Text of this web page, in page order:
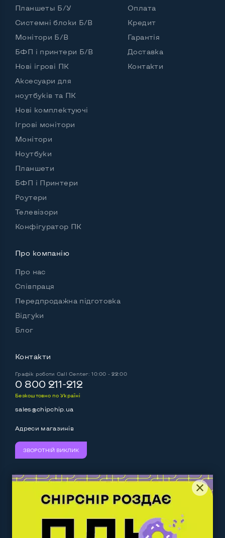
Планшеты Б/У
Системні блоки Б/В
Монітори Б/В
БФП і принтери Б/В
Нові ігрові ПК
Аксесуари для
ноутбуків та ПК
Нові комплектуючі
Ігрові монітори
Монітори
Ноутбуки
Планшети
БФП і Принтери
Роутери
Телевізори
Конфігуратор ПК
Оплата
Кредит
Гарантія
Доставка
Контакти
Про компанію
Про нас
Співпраця
Передпродажна підготовка
Відгуки
Блог
Контакти
Графік роботи Call Center: 10:00 - 22:00
0 800 211-212
Безкоштовно по Україні
sales@chipchip.ua
Адреси магазинів
ЗВОРОТНІЙ ВИКЛИК
Слідкуйте за нами:
Work.ua
— самий кльовий
наш партнер